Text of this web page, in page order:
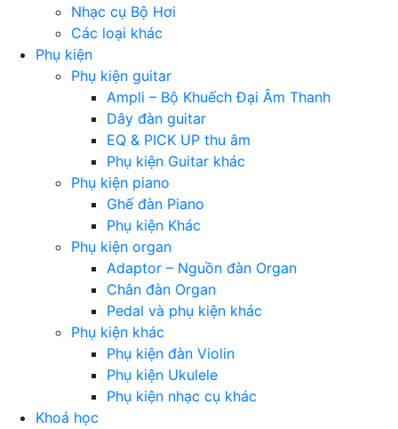
Nhạc cụ Bộ Hơi
Các loại khác
Phụ kiện
Phụ kiện guitar
Ampli – Bộ Khuếch Đại Âm Thanh
Dây đàn guitar
EQ & PICK UP thu âm
Phụ kiện Guitar khác
Phụ kiện piano
Ghế đàn Piano
Phụ kiện Khác
Phụ kiện organ
Adaptor – Nguồn đàn Organ
Chân đàn Organ
Pedal và phụ kiện khác
Phụ kiện khác
Phụ kiện đàn Violin
Phụ kiện Ukulele
Phụ kiện nhạc cụ khác
Khoá học